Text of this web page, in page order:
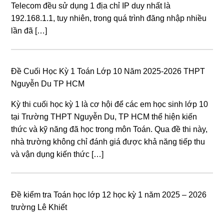
Telecom đều sử dụng 1 địa chỉ IP duy nhất là
192.168.1.1, tuy nhiên, trong quá trình đăng nhập nhiều
lần đã […]
Đề Cuối Học Kỳ 1 Toán Lớp 10 Năm 2025-2026 THPT
Nguyễn Du TP HCM
Kỳ thi cuối học kỳ 1 là cơ hội để các em học sinh lớp 10
tại Trường THPT Nguyễn Du, TP HCM thể hiện kiến
thức và kỹ năng đã học trong môn Toán. Qua đề thi này,
nhà trường không chỉ đánh giá được khả năng tiếp thu
và vận dụng kiến thức […]
Đề kiểm tra Toán học lớp 12 học kỳ 1 năm 2025 – 2026
trường Lê Khiết